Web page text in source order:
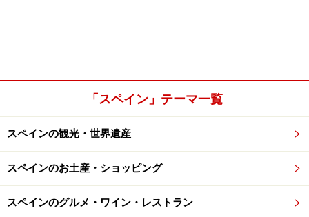
「スペイン」テーマ一覧
スペインの観光・世界遺産
スペインのお土産・ショッピング
スペインのグルメ・ワイン・レストラン